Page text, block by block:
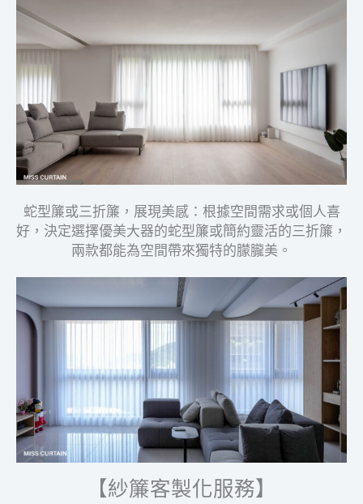
蛇型簾或三折簾，展現美感：根據空間需求或個人喜
好，決定選擇優美大器的蛇型簾或簡約靈活的三折簾，
兩款都能為空間帶來獨特的朦朧美。
【紗簾客製化服務】